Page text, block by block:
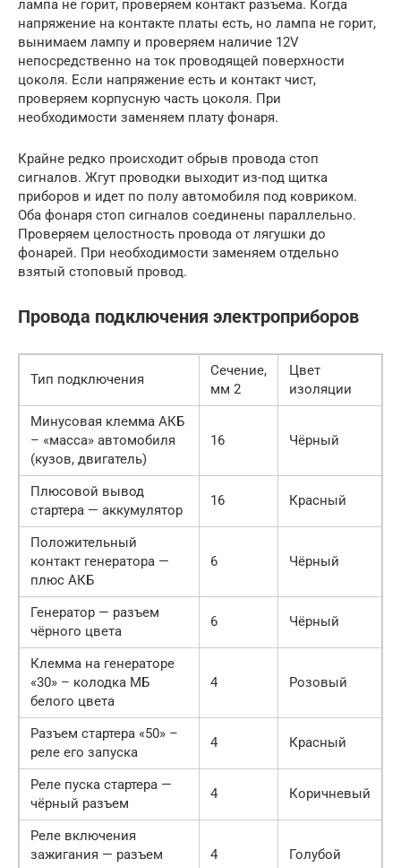
лампа не горит, проверяем контакт разъема. Когда
напряжение на контакте платы есть, но лампа не горит,
вынимаем лампу и проверяем наличие 12V
непосредственно на ток проводящей поверхности
цоколя. Если напряжение есть и контакт чист,
проверяем корпусную часть цоколя. При
необходимости заменяем плату фонаря.
Крайне редко происходит обрыв провода стоп
сигналов. Жгут проводки выходит из-под щитка
приборов и идет по полу автомобиля под ковриком.
Оба фонаря стоп сигналов соединены параллельно.
Проверяем целостность провода от лягушки до
фонарей. При необходимости заменяем отдельно
взятый стоповый провод.
Провода подключения электроприборов
Тип подключения
Сечение,
мм 2
Цвет
изоляции
Минусовая клемма АКБ
– «масса» автомобиля
(кузов, двигатель)
16 Чёрный
Плюсовой вывод
стартера — аккумулятор
16 Красный
Положительный
контакт генератора —
плюс АКБ
6 Чёрный
Генератор — разъем
чёрного цвета
6 Чёрный
Клемма на генераторе
«30» – колодка МБ
белого цвета
4 Розовый
Разъем стартера «50» –
реле его запуска
4 Красный
Реле пуска стартера —
чёрный разъем
4 Коричневый
Реле включения
зажигания — разъем
4 Голубой